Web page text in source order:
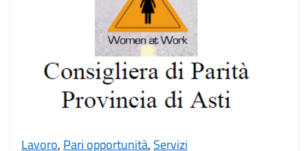
Lavoro, Pari opportunità, Servizi